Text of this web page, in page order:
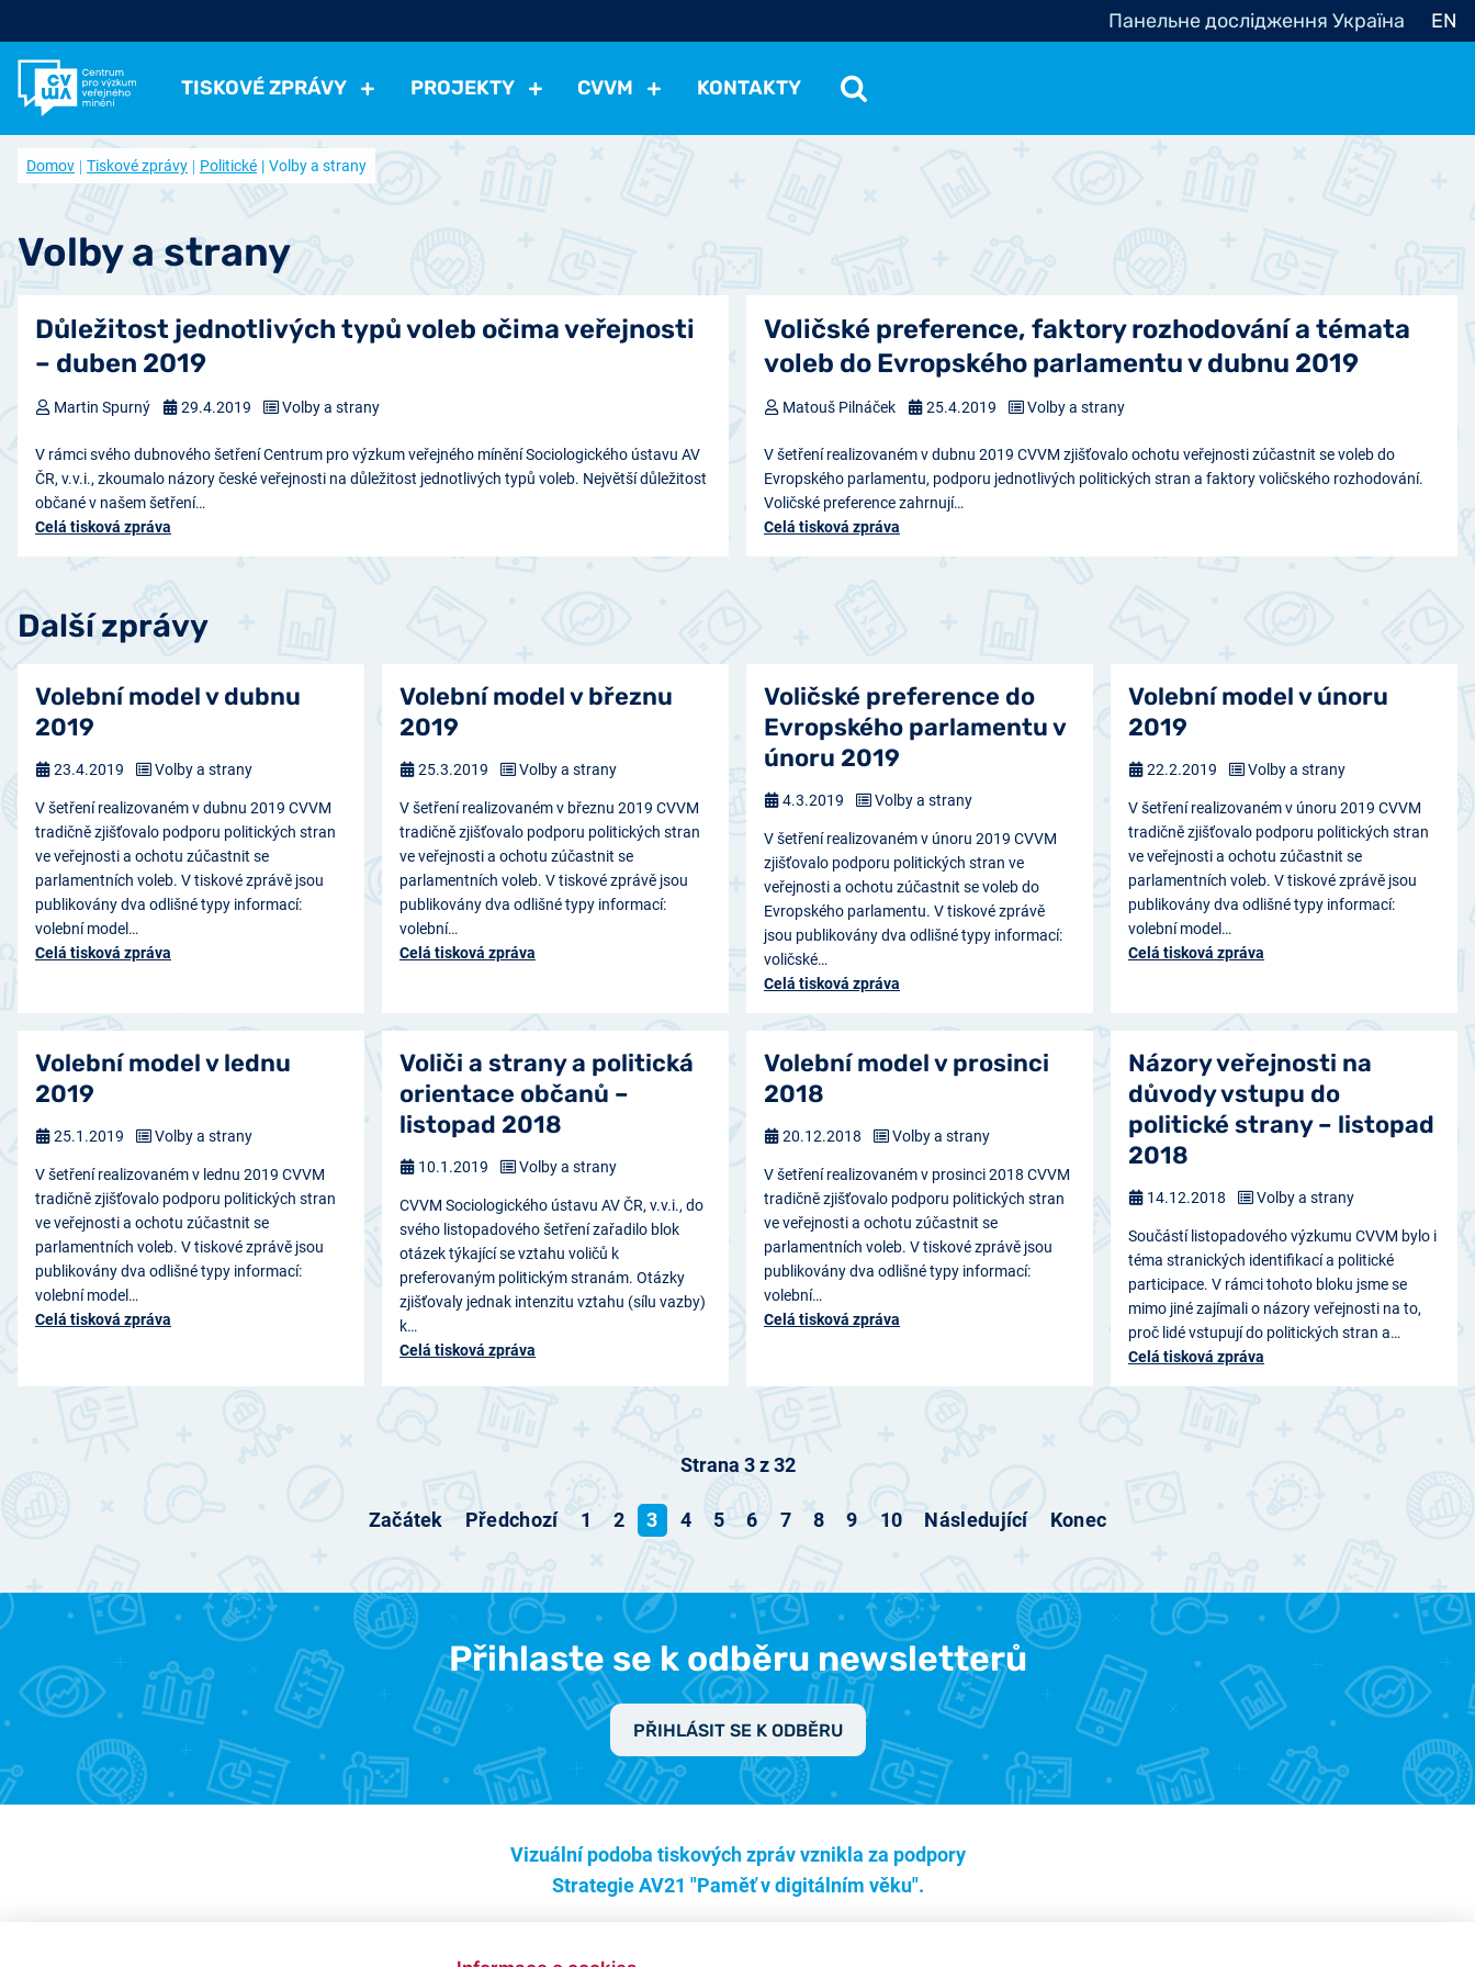
Панельне дослідження Україна EN
TISKOVÉ ZPRÁVY
Všechny tiskové zprávy
Ostatní Zdraví, volný čas Negativní jevy, bezpečnost
PROJEKTY
Všechny projekty
CVVM
Kdo jsme
Časopis naše společnost (archiv)
Přístup k datům
Spolupracujte s námi
Nabídka výzkumu
KONTAKTY
Domov Tiskové zprávy Politické Volby a strany
Volby a strany
Důležitost jednotlivých typů voleb očima veřejnosti
– duben 2019
V rámci svého dubnového šetření Centrum pro výzkum veřejného mínění Sociologického ústavu AV
ČR, v.v.i., zkoumalo názory české veřejnosti na důležitost jednotlivých typů voleb. Největší důležitost
občané v našem šetření…
Celá tisková zpráva
Martin Spurný 29.4.2019 Volby a strany
Voličské preference, faktory rozhodování a témata
voleb do Evropského parlamentu v dubnu 2019
V šetření realizovaném v dubnu 2019 CVVM zjišťovalo ochotu veřejnosti zúčastnit se voleb do
Evropského parlamentu, podporu jednotlivých politických stran a faktory voličského rozhodování.
Voličské preference zahrnují…
Celá tisková zpráva
Matouš Pilnáček 25.4.2019 Volby a strany
Další zprávy
Volební model v dubnu
2019
V šetření realizovaném v dubnu 2019 CVVM
tradičně zjišťovalo podporu politických stran
ve veřejnosti a ochotu zúčastnit se
parlamentních voleb. V tiskové zprávě jsou
publikovány dva odlišné typy informací:
volební model…
Celá tisková zpráva
23.4.2019 Volby a strany
Volební model v březnu
2019
V šetření realizovaném v březnu 2019 CVVM
tradičně zjišťovalo podporu politických stran
ve veřejnosti a ochotu zúčastnit se
parlamentních voleb. V tiskové zprávě jsou
publikovány dva odlišné typy informací:
volební…
Celá tisková zpráva
25.3.2019 Volby a strany
Voličské preference do
Evropského parlamentu v
únoru 2019
V šetření realizovaném v únoru 2019 CVVM
zjišťovalo podporu politických stran ve
veřejnosti a ochotu zúčastnit se voleb do
Evropského parlamentu. V tiskové zprávě
jsou publikovány dva odlišné typy informací:
voličské…
Celá tisková zpráva
4.3.2019 Volby a strany
Volební model v únoru
2019
V šetření realizovaném v únoru 2019 CVVM
tradičně zjišťovalo podporu politických stran
ve veřejnosti a ochotu zúčastnit se
parlamentních voleb. V tiskové zprávě jsou
publikovány dva odlišné typy informací:
volební model…
Celá tisková zpráva
22.2.2019 Volby a strany
Volební model v lednu
2019
V šetření realizovaném v lednu 2019 CVVM
tradičně zjišťovalo podporu politických stran
ve veřejnosti a ochotu zúčastnit se
parlamentních voleb. V tiskové zprávě jsou
publikovány dva odlišné typy informací:
volební model…
Celá tisková zpráva
25.1.2019 Volby a strany
Voliči a strany a politická
orientace občanů –
listopad 2018
CVVM Sociologického ústavu AV ČR, v.v.i., do
svého listopadového šetření zařadilo blok
otázek týkající se vztahu voličů k
preferovaným politickým stranám. Otázky
zjišťovaly jednak intenzitu vztahu (sílu vazby)
k…
Celá tisková zpráva
10.1.2019 Volby a strany
Volební model v prosinci
2018
V šetření realizovaném v prosinci 2018 CVVM
tradičně zjišťovalo podporu politických stran
ve veřejnosti a ochotu zúčastnit se
parlamentních voleb. V tiskové zprávě jsou
publikovány dva odlišné typy informací:
volební…
Celá tisková zpráva
20.12.2018 Volby a strany
Názory veřejnosti na
důvody vstupu do
politické strany – listopad
2018
Součástí listopadového výzkumu CVVM bylo i
téma stranických identifikací a politické
participace. V rámci tohoto bloku jsme se
mimo jiné zajímali o názory veřejnosti na to,
proč lidé vstupují do politických stran a…
Celá tisková zpráva
14.12.2018 Volby a strany
Strana 3 z 32
Začátek Předchozí 1 2 3 4 5 6 7 8 9 10 Následující Konec
Přihlaste se k odběru newsletterů
PŘIHLÁSIT SE K ODBĚRU
Vizuální podoba tiskových zpráv vznikla za podpory
Strategie AV21 "Paměť v digitálním věku".